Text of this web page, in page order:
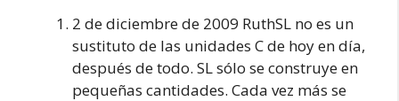
2 de diciembre de 2009 RuthSL no es un
sustituto de las unidades C de hoy en día,
después de todo. SL sólo se construye en
pequeñas cantidades. Cada vez más se